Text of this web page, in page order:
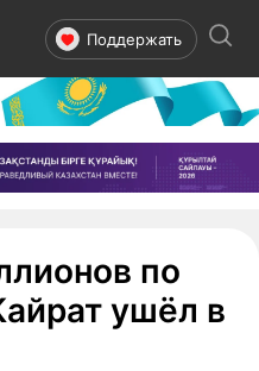
Поддержать
по
ушёл в